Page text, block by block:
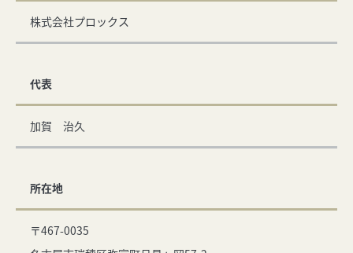
株式会社プロックス
代表
加賀 治久
所在地
〒467-0035